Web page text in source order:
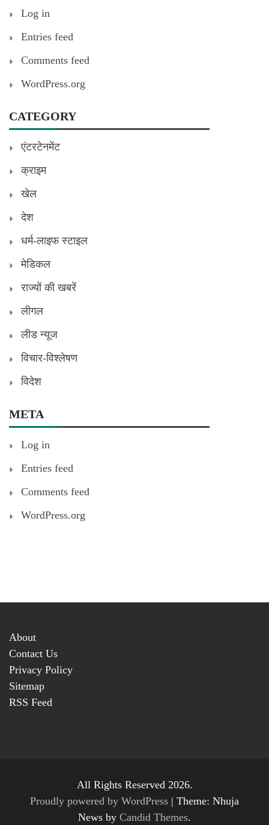
Log in
Entries feed
Comments feed
WordPress.org
CATEGORY
एंटरटेनमेंट
क्राइम
खेल
देश
धर्म-लाइफ स्टाइल
मेडिकल
राज्यों की खबरें
लीगल
लीड न्यूज
विचार-विश्लेषण
विदेश
META
Log in
Entries feed
Comments feed
WordPress.org
About
Contact Us
Privacy Policy
Sitemap
RSS Feed
All Rights Reserved 2026.
Proudly powered by WordPress | Theme: Nhuja
News by Candid Themes.